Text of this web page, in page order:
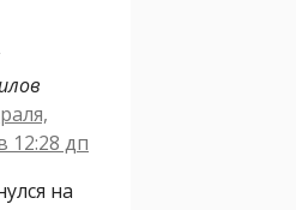
12:28 дп
на